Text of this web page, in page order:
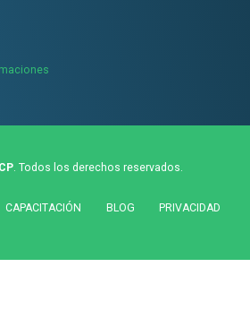
. Todos los derechos reservados.
CAPACITACIÓN BLOG
PRIVACIDAD